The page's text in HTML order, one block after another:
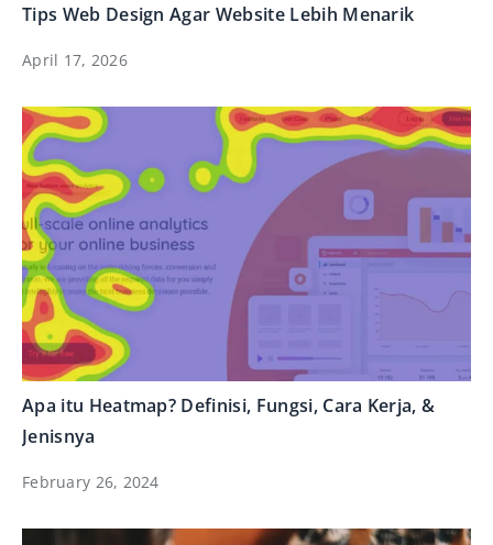
Tips Web Design Agar Website Lebih Menarik
April 17, 2026
Apa itu Heatmap? Definisi, Fungsi, Cara Kerja, &
Jenisnya
February 26, 2024